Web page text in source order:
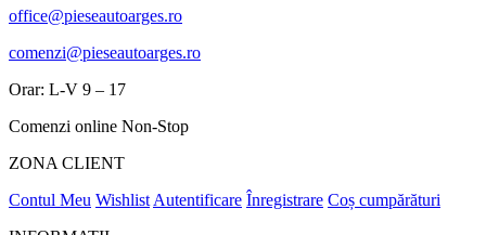
office@pieseautoarges.ro
comenzi@pieseautoarges.ro
Orar: L-V 9 – 17
Comenzi online Non-Stop
ZONA CLIENT
Contul Meu Wishlist Autentificare Înregistrare Coș cumpărături